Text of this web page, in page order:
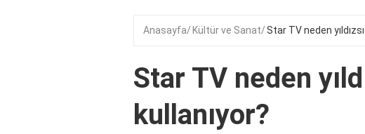
Anasayfa Kültür ve Sanat Star TV neden
Star TV neden
kullanıyor?